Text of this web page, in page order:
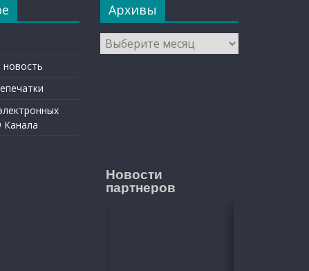
Канала
Архивы
Архивы
Новости
партнеров